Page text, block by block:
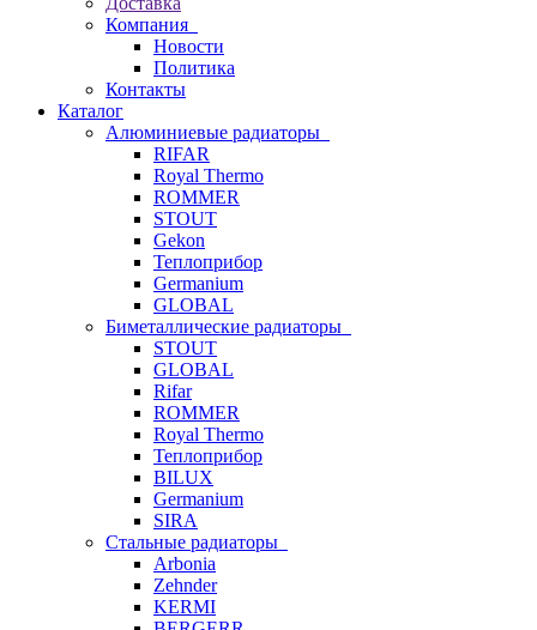
Компания
Новости
Политика
Контакты
Каталог
Алюминиевые радиаторы
RIFAR
Royal Thermo
ROMMER
STOUT
Gekon
Теплоприбор
Germanium
GLOBAL
Биметаллические радиаторы
STOUT
GLOBAL
Rifar
ROMMER
Royal Thermo
Теплоприбор
BILUX
Germanium
SIRA
Стальные радиаторы
Arbonia
Zehnder
KERMI